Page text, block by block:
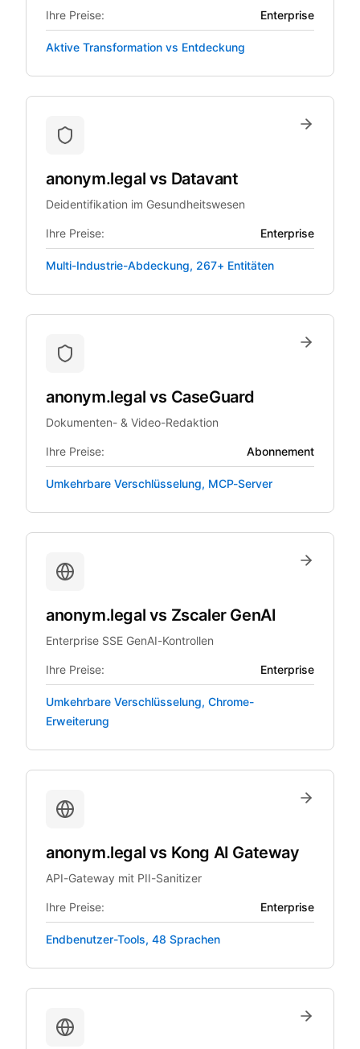
Ihre Preise: Enterprise
Aktive Transformation vs Entdeckung
anonym.legal vs Datavant
Deidentifikation im Gesundheitswesen
Ihre Preise: Enterprise
Multi-Industrie-Abdeckung, 267+ Entitäten
anonym.legal vs CaseGuard
Dokumenten- & Video-Redaktion
Ihre Preise: Abonnement
Umkehrbare Verschlüsselung, MCP-Server
anonym.legal vs Zscaler GenAI
Enterprise SSE GenAI-Kontrollen
Ihre Preise: Enterprise
Umkehrbare Verschlüsselung, Chrome-
Erweiterung
anonym.legal vs Kong AI Gateway
API-Gateway mit PII-Sanitizer
Ihre Preise: Enterprise
Endbenutzer-Tools, 48 Sprachen